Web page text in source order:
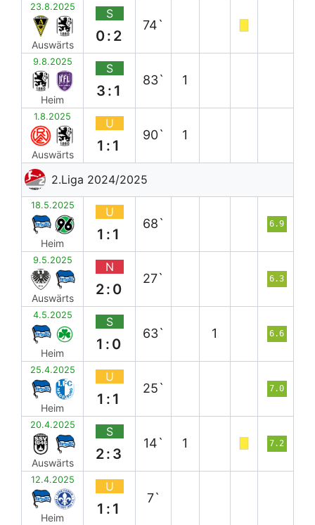
23.8.2025
Auswärts
S
0:2
74`
9.8.2025
Heim
S
3:1
83` 1
1.8.2025
Auswärts
U
1:1
90` 1
2.Liga 2024/2025
18.5.2025
Heim
U
1:1
68` 6.9
9.5.2025
Auswärts
N
2:0
27` 6.3
4.5.2025
Heim
S
1:0
63` 1 6.6
25.4.2025
Heim
U
1:1
25` 7.0
20.4.2025
Auswärts
S
2:3
14` 1 7.2
12.4.2025
Heim
U
1:1
7`